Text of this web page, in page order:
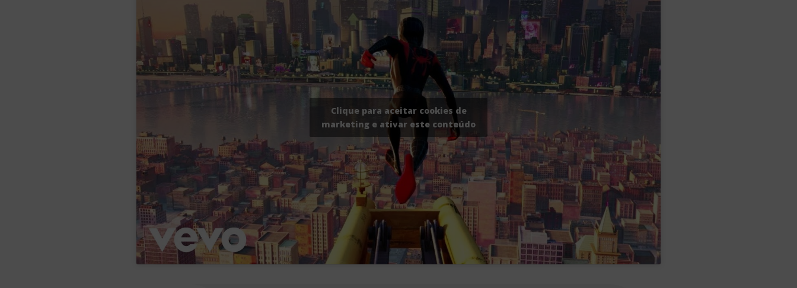
Clique para aceitar cookies de
marketing e ativar este conteúdo